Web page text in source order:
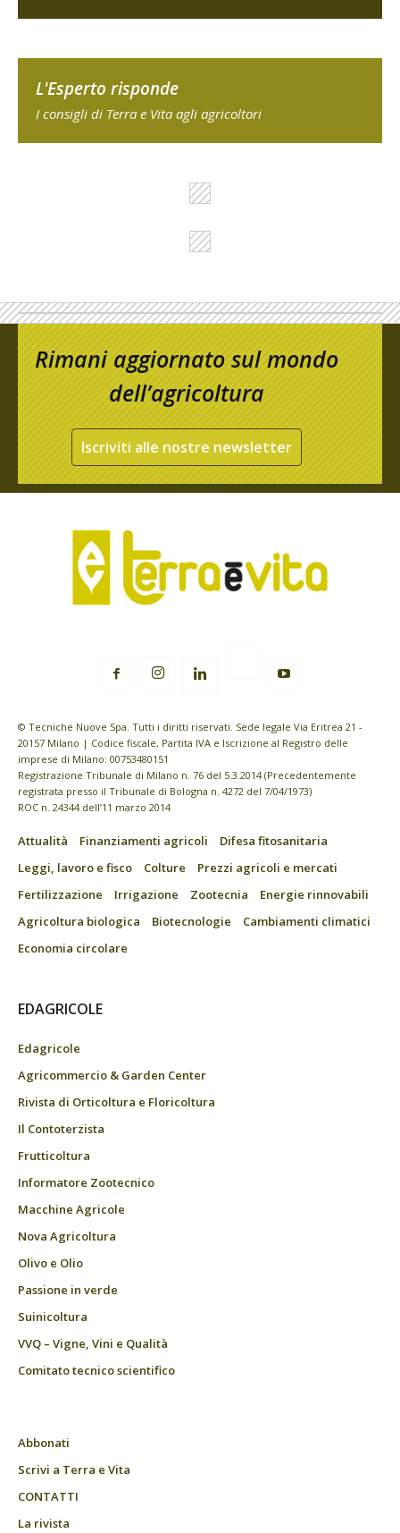
L'Esperto risponde
I consigli di Terra e Vita agli agricoltori
Rimani aggiornato sul mondo
dell’agricoltura
Iscriviti alle nostre newsletter
© Tecniche Nuove Spa. Tutti i diritti riservati. Sede legale Via Eritrea 21 -
20157 Milano | Codice fiscale, Partita IVA e Iscrizione al Registro delle
imprese di Milano: 00753480151
Registrazione Tribunale di Milano n. 76 del 5.3.2014 (Precedentemente
registrata presso il Tribunale di Bologna n. 4272 del 7/04/1973)
ROC n. 24344 dell’11 marzo 2014
Attualità Finanziamenti agricoli
Difesa fitosanitaria
Leggi, lavoro e fisco
Colture
Prezzi agricoli e mercati
Fertilizzazione
Irrigazione Zootecnia
Energie rinnovabili
Agricoltura biologica
Biotecnologie
Cambiamenti climatici
Economia circolare
EDAGRICOLE
Edagricole
Agricommercio & Garden Center
Rivista di Orticoltura e Floricoltura
Il Contoterzista
Frutticoltura
Informatore Zootecnico
Macchine Agricole
Nova Agricoltura
Olivo e Olio
Passione in verde
Suinicoltura
VVQ – Vigne, Vini e Qualità
Comitato tecnico scientifico
Abbonati
Scrivi a Terra e Vita
CONTATTI
La rivista